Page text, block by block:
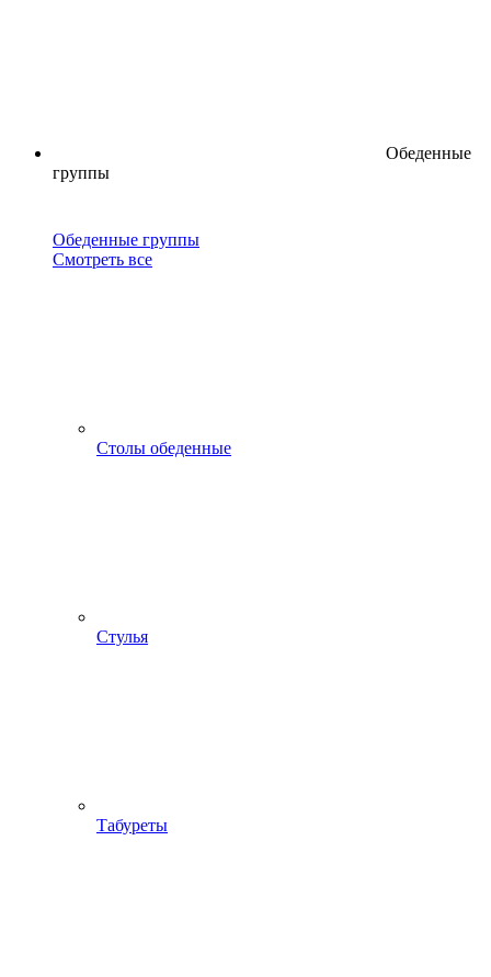
Обеденные
группы
Обеденные группы
Смотреть все
Столы обеденные
Стулья
Табуреты